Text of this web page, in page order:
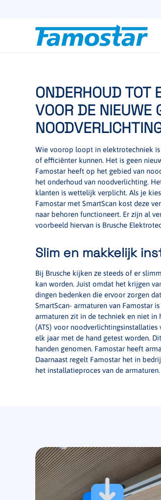
ONDERHOUD TOT
VOOR DE NIEUWE
Wie voorop loopt in elektrotechniek
of efficiënter kunnen. Het is geen
Famostar heeft op het gebied van
het onderhoud van noodverlichting.
klanten is wettelijk verplicht. Als je
Famostar met SmartScan kost deze
naar behoren functioneert. Er zijn al
voorbeeld hiervan is Brusche
Slim en makkelijk
Bij Brusche kijken ze steeds of er
kan worden. Juist omdat het krijgen
dingen bedenken die ervoor zorgen
SmartScan- armaturen van Famostar
armaturen zit in de techniek en niet in
(ATS) voor
elk jaar met de hand getest worden.
handen genomen. Famostar heeft
Daarnaast regelt Famostar het in
het installatieproces van de armaturen.